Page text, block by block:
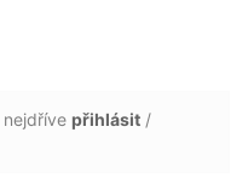
přihlásit /